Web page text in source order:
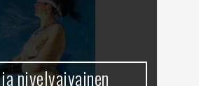
nivelvaivainen